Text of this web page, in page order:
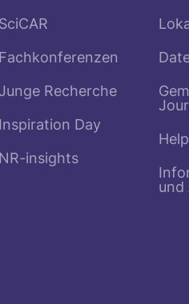
SciCAR
Fachkonferenzen
Junge Recherche
Inspiration Day
NR-insights
und